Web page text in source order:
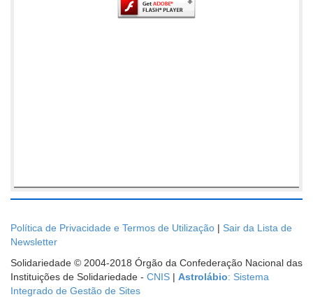
Política de Privacidade e Termos de Utilização | Sair da Lista de
Newsletter
Solidariedade © 2004-2018 Órgão da Confederação Nacional das
Instituições de Solidariedade - CNIS | Astrolábio: Sistema
Integrado de Gestão de Sites